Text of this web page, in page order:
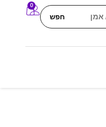
חפש
0